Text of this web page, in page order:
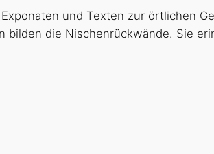
und Texten zur örtlichen
bilden die Nischenrückwände. Sie